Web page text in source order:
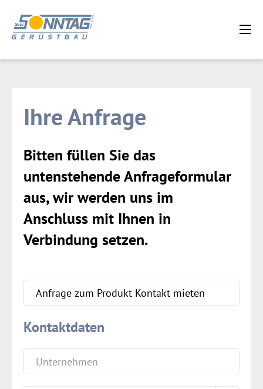
Ihre Anfrage
Bitten füllen Sie das
untenstehende Anfrageformular
aus, wir werden uns im
Anschluss mit Ihnen in
Verbindung setzen.
Kontaktdaten